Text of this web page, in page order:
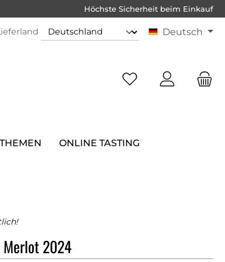
Höchste Sicherheit beim Einkauf
Deutsch
THEMEN ONLINE TASTING
Merlot 2024